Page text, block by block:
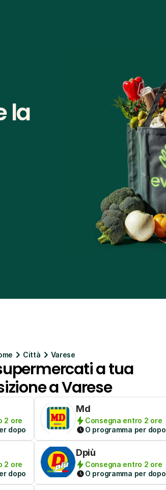
la
Città Varese
a tua
a Varese
2 ore
dopo
Md
Consegna entro 2 ore
O programma per dopo
2 ore
dopo
Dpiù
Consegna entro 2 ore
O programma per dopo